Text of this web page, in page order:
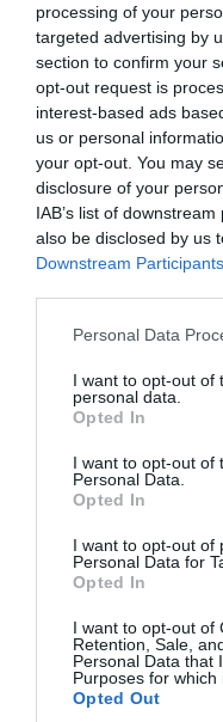
processing of your
targeted advertising by
section to confirm your
opt-out request is
interest-based ads
us or personal
your opt-out. You may
disclosure of your
IAB’s list of
also be disclosed by us
Downstream Participants
Please note that this
not limited to your visit
grant or deny consent
use your data for below
consent section.
Personal Data
I want to opt-out of
personal data.
Opted In
I want to opt-out of
Personal Data.
Opted In
I want to opt-out of
Personal Data for
Opted In
I want to opt-out of
Retention, Sale,
Personal Data that
Purposes for which
Opted Out
06.08.2026 | 21:02
Τελεσίγραφο του
«Σταματήστε τον
χτυπήσουμε
06.08.2026 | 14:02
«Επιχείρηση
Αθήνα:
αντικείμενα από